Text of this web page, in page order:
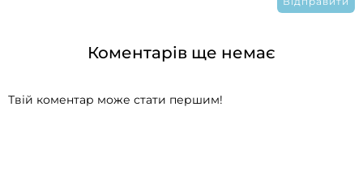
Коментарів ще немає
Твій коментар може стати першим!